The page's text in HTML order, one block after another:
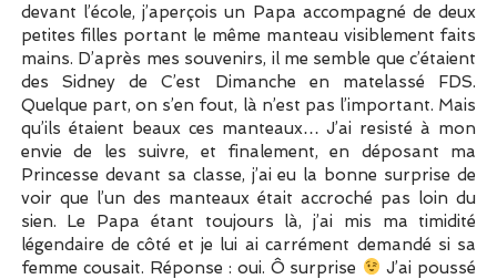
devant l’école, j’aperçois un Papa accompagné de deux
petites filles portant le même manteau visiblement faits
mains. D’après mes souvenirs, il me semble que c’étaient
des Sidney de C’est Dimanche en matelassé FDS.
Quelque part, on s’en fout, là n’est pas l’important. Mais
qu’ils étaient beaux ces manteaux… J’ai resisté à mon
envie de les suivre, et finalement, en déposant ma
Princesse devant sa classe, j’ai eu la bonne surprise de
voir que l’un des manteaux était accroché pas loin du
sien. Le Papa étant toujours là, j’ai mis ma timidité
légendaire de côté et je lui ai carrément demandé si sa
femme cousait. Réponse : oui. Ô surprise
J’ai poussé